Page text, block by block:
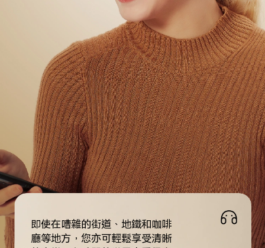
即使在嘈雜的街道、地鐵和咖啡
廳等地方，您亦可輕鬆享受清晰